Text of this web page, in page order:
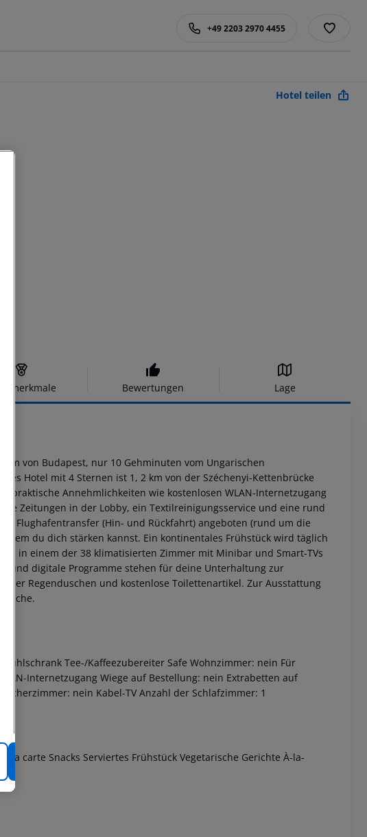
+49 2203 2970 4455
Hotel teilen
Bewertungen Lage
von Budapest, nur 10 Gehminuten vom Ungarischen
Hotel mit 4 Sternen ist 1, 2 km von der Széchenyi-Kettenbrücke
praktische Annehmlichkeiten wie kostenlosen WLAN-Internetzugang
Zeitungen in der Lobby, ein Textilreinigungsservice und eine rund
Flughafentransfer (Hin- und Rückfahrt) angeboten (rund um die
dem du dich stärken kannst. Ein kontinentales Frühstück wird täglich
in einem der 38 klimatisierten Zimmer mit Minibar und Smart-TVs
und digitale Programme stehen für deine Unterhaltung zur
Regenduschen und kostenlose Toilettenartikel. Zur Ausstattung
Tee-/Kaffeezubereiter Safe Wohnzimmer: nein Für
Internetzugang Wiege auf Bestellung: nein Extrabetten auf
nein Kabel-TV Anzahl der Schlafzimmer: 1
la carte Snacks Serviertes Frühstück Vegetarische Gerichte À-la-
Alle akzeptieren